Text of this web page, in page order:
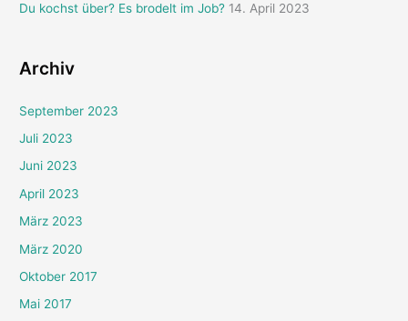
Du kochst über? Es brodelt im Job? 14. April 2023
Archiv
September 2023
Juli 2023
Juni 2023
April 2023
März 2023
März 2020
Oktober 2017
Mai 2017